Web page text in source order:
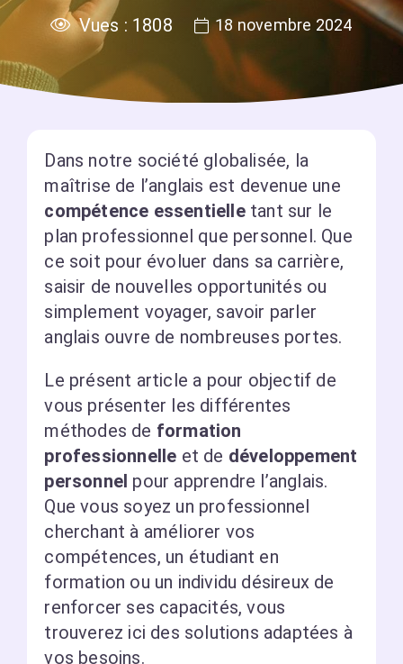
Vues : 1808 18 novembre 2024
Dans notre société globalisée, la
maîtrise de l’anglais est devenue une
compétence essentielletant sur le
plan professionnel que personnel. Que
ce soit pour évoluer dans sa carrière,
saisir de nouvelles opportunités ou
simplement voyager, savoir parler
anglais ouvre de nombreuses portes.
Le présent article a pour objectif de
vous présenter les différentes
méthodes de formation
professionnelle et de développement
personnel pour apprendre l’anglais.
Que vous soyez un professionnel
cherchant à améliorer vos
compétences, un étudiant en
formation ou un individu désireux de
renforcer ses capacités, vous
trouverez ici des solutions adaptées à
vos besoins.